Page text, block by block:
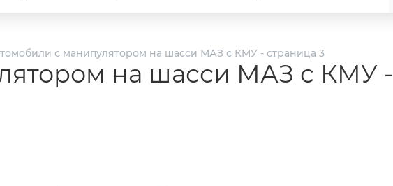
с манипулятором на шасси МАЗ с КМУ - страница 3
на шасси МАЗ с КМУ -